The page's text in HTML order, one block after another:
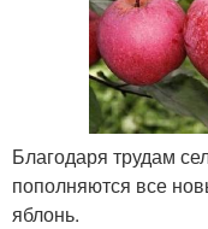
Благодаря трудам
пополняются все
яблонь.